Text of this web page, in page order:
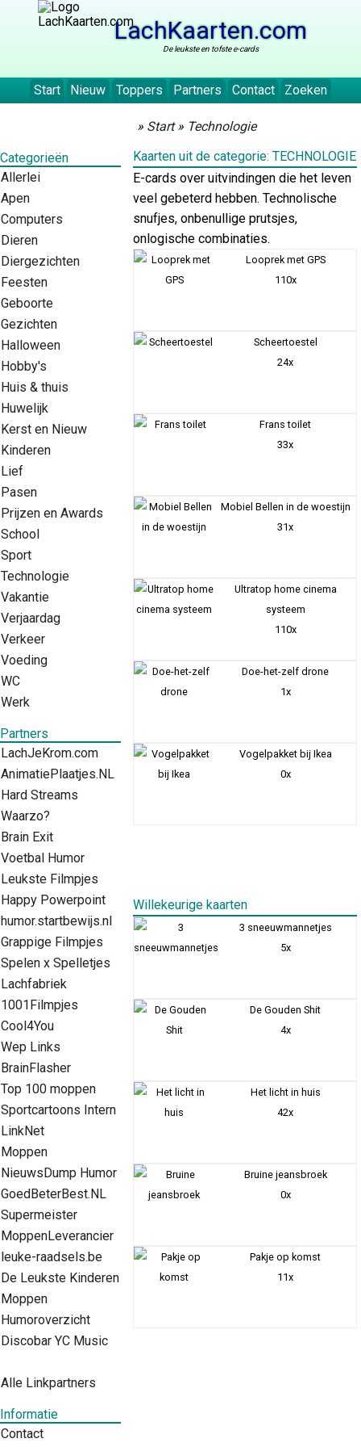
LachKaarten.com
De leukste en tofste e-cards
Start Nieuw Toppers Partners Contact Zoeken
Categorieën
Allerlei
Apen
Computers
Dieren
Diergezichten
Feesten
Geboorte
Gezichten
Halloween
Hobby's
Huis & thuis
Huwelijk
Kerst en Nieuw
Kinderen
Lief
Pasen
Prijzen en Awards
School
Sport
Technologie
Vakantie
Verjaardag
Verkeer
Voeding
WC
Werk
Partners
LachJeKrom.com
AnimatiePlaatjes.NL
Hard Streams
Waarzo?
Brain Exit
Voetbal Humor
Leukste Filmpjes
Happy Powerpoint
humor.startbewijs.nl
Grappige Filmpjes
Spelen x Spelletjes
Lachfabriek
1001Filmpjes
Cool4You
Wep Links
BrainFlasher
Top 100 moppen
Sportcartoons Intern
LinkNet
Moppen
NieuwsDump Humor
GoedBeterBest.NL
Supermeister
MoppenLeverancier
leuke-raadsels.be
De Leukste Kinderen
Moppen
Humoroverzicht
Discobar YC Music
Alle Linkpartners
Informatie
Contact
» Start» Technologie
Kaarten uit de categorie: TECHNOLOGIE
E-cards over uitvindingen die het leven
veel gebeterd hebben. Technolische
snufjes, onbenullige prutsjes,
onlogische combinaties.
Looprek met GPS
110x
Scheertoestel
24x
Frans toilet
33x
Mobiel Bellen in de woestijn
31x
Ultratop home cinema
systeem
110x
Doe-het-zelf drone
1x
Vogelpakket bij Ikea
0x
Willekeurige kaarten
3 sneeuwmannetjes
5x
De Gouden Shit
4x
Het licht in huis
42x
Bruine jeansbroek
0x
Pakje op komst
11x